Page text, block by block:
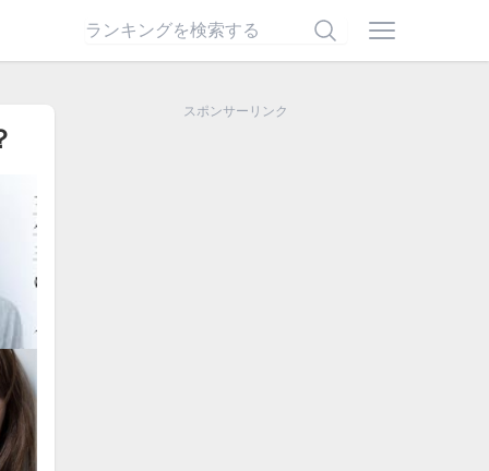
スポンサーリンク